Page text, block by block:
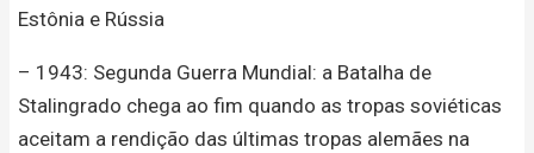
Estônia e Rússia
– 1943: Segunda Guerra Mundial: a Batalha de
Stalingrado chega ao fim quando as tropas soviéticas
aceitam a rendição das últimas tropas alemães na